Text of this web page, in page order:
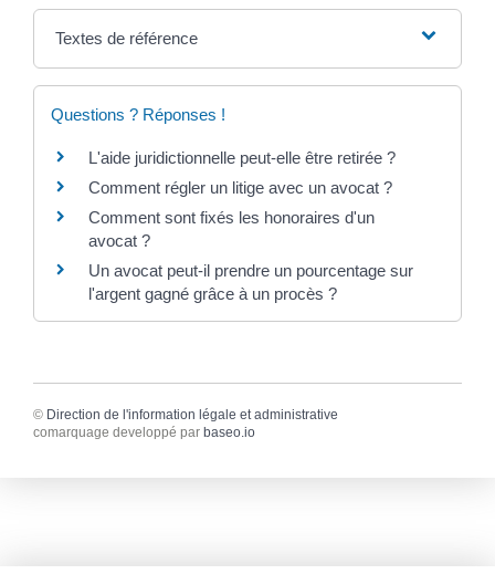
Textes de référence
Questions ? Réponses !
L'aide juridictionnelle peut-elle être retirée ?
Comment régler un litige avec un avocat ?
Comment sont fixés les honoraires d'un
avocat ?
Un avocat peut-il prendre un pourcentage sur
l'argent gagné grâce à un procès ?
© Direction de l'information légale et administrative
comarquage developpé par baseo.io